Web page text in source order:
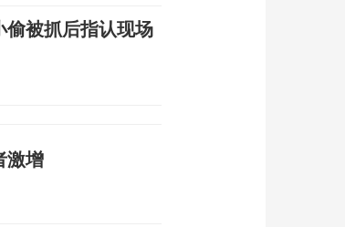
被抓后指认现场
激增